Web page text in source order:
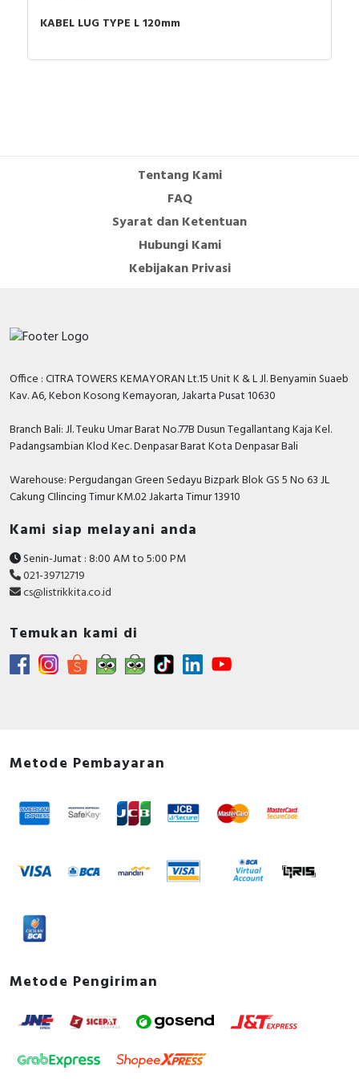
KABEL LUG TYPE L 120mm
Tentang Kami
FAQ
Syarat dan Ketentuan
Hubungi Kami
Kebijakan Privasi
Office : CITRA TOWERS KEMAYORAN Lt.15 Unit K & L Jl. Benyamin Suaeb
Kav. A6, Kebon Kosong Kemayoran, Jakarta Pusat 10630
Branch Bali: Jl. Teuku Umar Barat No.77B Dusun Tegallantang Kaja Kel.
Padangsambian Klod Kec. Denpasar Barat Kota Denpasar Bali
Warehouse: Pergudangan Green Sedayu Bizpark Blok GS 5 No 63 JL
Cakung CIlincing Timur KM.02 Jakarta Timur 13910
Kami siap melayani anda
Senin-Jumat : 8:00 AM to 5:00 PM
021-39712719
cs@listrikkita.co.id
Temukan kami di
Metode Pembayaran
Metode Pengiriman